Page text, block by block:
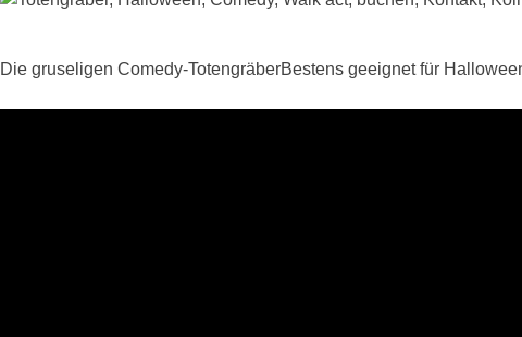
Die gruseligen Comedy-TotengräberBestens geeignet für